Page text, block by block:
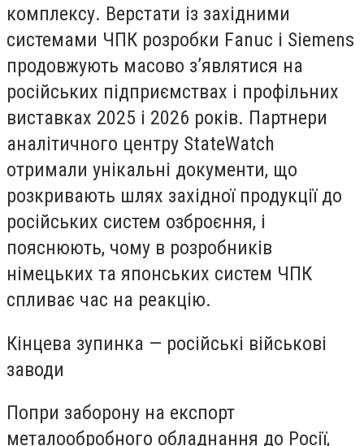
комплексу. Верстати із західними
системами ЧПК розробки Fanuc і Siemens
продовжують масово з’являтися на
російських підприємствах і профільних
виставках 2025 і 2026 років. Партнери
аналітичного центру StateWatch
отримали унікальні документи, що
розкривають шлях західної продукції до
російських систем озброєння, і
пояснюють, чому в розробників
німецьких та японських систем ЧПК
спливає час на реакцію.
Кінцева зупинка — російські військові
заводи
Попри заборону на експорт
металообробного обладнання до Росії,